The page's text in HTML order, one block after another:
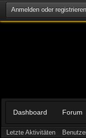
Anmelden oder registrieren
Dashboard Forum
Letzte Aktivitäten